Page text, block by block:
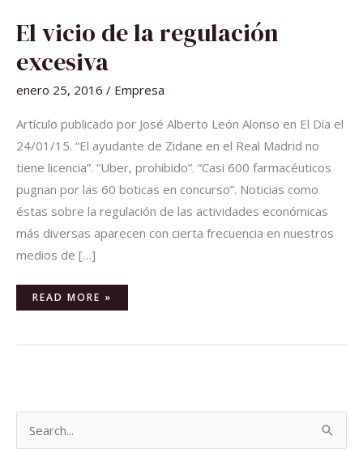
El vicio de la regulación
excesiva
enero 25, 2016 / Empresa
Artículo publicado por José Alberto León Alonso en El Día el
24/01/15. “El ayudante de Zidane en el Real Madrid no
tiene licencia”. “Uber, prohibido”. “Casi 600 farmacéuticos
pugnan por las 60 boticas en concurso”. Noticias como
éstas sobre la regulación de las actividades económicas
más diversas aparecen con cierta frecuencia en nuestros
medios de […]
EL
VICIO
DE
REGULACIÓN
EXCESIVA
READ MORE »